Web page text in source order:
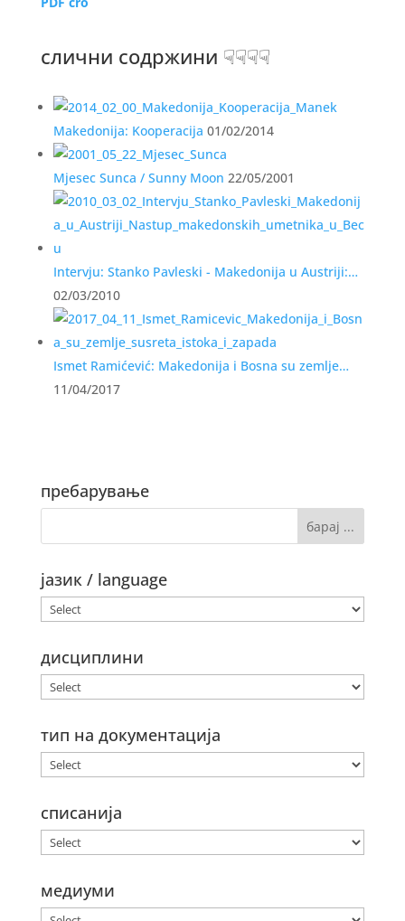
слични содржини ☟☟☟☟
Makedonija: Kooperacija 01/02/2014
Mjesec Sunca / Sunny Moon 22/05/2001
Intervju: Stanko Pavleski ­- Makedonija u Austriji:…
02/03/2010
Ismet Ramićević: Makedonija i Bosna su zemlje…
11/04/2017
пребарување
јазик / language
дисциплини
тип на документација
списанија
медиуми